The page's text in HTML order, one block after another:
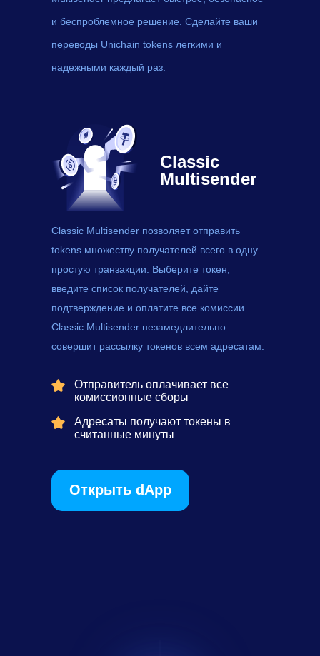
и беспроблемное решение. Сделайте ваши
переводы Unichain tokens легкими и
надежными каждый раз.
Classic
Multisender
Classic Multisender позволяет отправить
tokens множеству получателей всего в одну
простую транзакции. Выберите токен,
введите список получателей, дайте
подтверждение и оплатите все комиссии.
Classic Multisender незамедлительно
совершит рассылку токенов всем адресатам.
Отправитель оплачивает все
комиссионные сборы
Адресаты получают токены в
считанные минуты
Открыть dApp